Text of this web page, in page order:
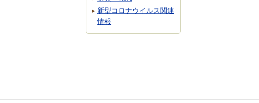
新型コロナウイルス関連
情報